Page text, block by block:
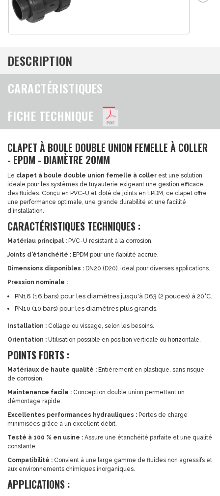
DESCRIPTION
CARACTÉRISTIQUES
FICHE TECHNIQUE
CLAPET À BOULE DOUBLE UNION FEMELLE À COLLER
- EPDM - DIAMÈTRE 20MM
Le clapet à boule double union femelle à coller est une solution
idéale pour les systèmes de tuyauterie exigeant une gestion efficace
des fluides. Conçu en PVC-U et doté de joints en EPDM, ce clapet offre
une performance optimale, une grande durabilité et une facilité
d’installation.
CARACTÉRISTIQUES TECHNIQUES :
Matériau principal : PVC-U résistant à la corrosion.
Joints d'étanchéité : EPDM pour une fiabilité accrue.
Dimensions disponibles : DN20 (D20), idéal pour diverses applications.
Pression nominale :
PN16 (16 bars) pour les diamètres jusqu'à D63 (2 pouces) à 20°C.
PN10 (10 bars) pour les diamètres plus grands.
Installation : Collage ou vissage, selon les besoins.
Orientation : Utilisation possible en position verticale ou horizontale.
POINTS FORTS :
Matériaux de haute qualité : Entièrement en plastique, sans risque
de corrosion.
Maintenance facile : Conception double union permettant un
démontage rapide.
Excellentes performances hydrauliques : Pertes de charge
minimisées grâce à un excellent débit.
Testé à 100 % en usine : Assure une étanchéité parfaite et une qualité
constante.
Compatibilité : Convient à une large gamme de fluides non agressifs et
aux environnements chimiques inorganiques.
APPLICATIONS :